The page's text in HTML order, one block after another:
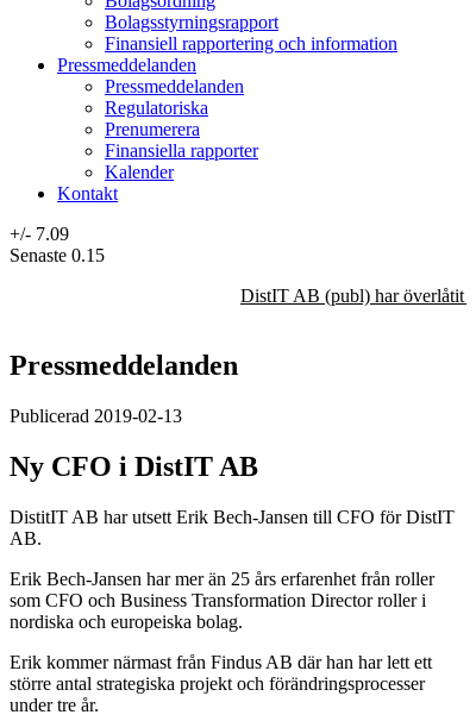
Bolagsstyrningsrapport
Finansiell rapportering och information
Pressmeddelanden
Pressmeddelanden
Regulatoriska
Prenumerera
Finansiella rapporter
Kalender
Kontakt
+/- 7.09
Senaste 0.15
DistIT AB (publ) har överlåtit
Pressmeddelanden
Publicerad 2019-02-13
Ny CFO i DistIT AB
DistitIT AB har utsett Erik Bech-Jansen till CFO för DistIT
AB.
Erik Bech-Jansen har mer än 25 års erfarenhet från roller
som CFO och Business Transformation Director roller i
nordiska och europeiska bolag.
Erik kommer närmast från Findus AB där han har lett ett
större antal strategiska projekt och förändringsprocesser
under tre år.